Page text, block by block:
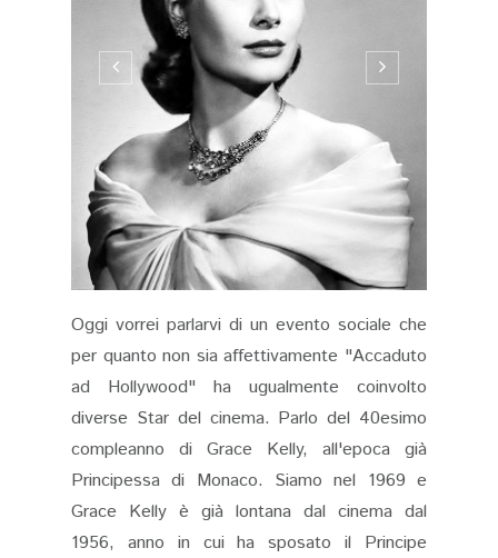
Oggi vorrei parlarvi di un evento sociale che
per quanto non sia affettivamente "Accaduto
ad Hollywood" ha ugualmente coinvolto
diverse Star del cinema. Parlo del 40esimo
compleanno di Grace Kelly, all'epoca già
Principessa di Monaco. Siamo nel 1969 e
Grace Kelly è già lontana dal cinema dal
1956, anno in cui ha sposato il Principe